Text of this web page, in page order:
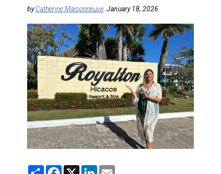
AGENTS DE VOYAGE
FORMATION & RESSOURCES
byCatherine Maisonneuve January 18, 2026
S
F
X
L